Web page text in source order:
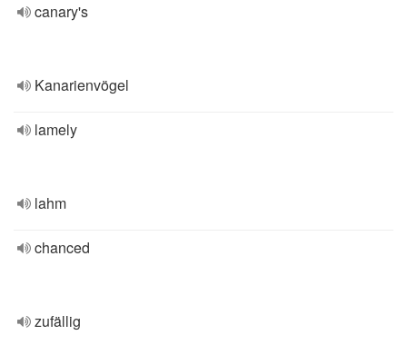
canary's
Kanarienvögel
lamely
lahm
chanced
zufällig